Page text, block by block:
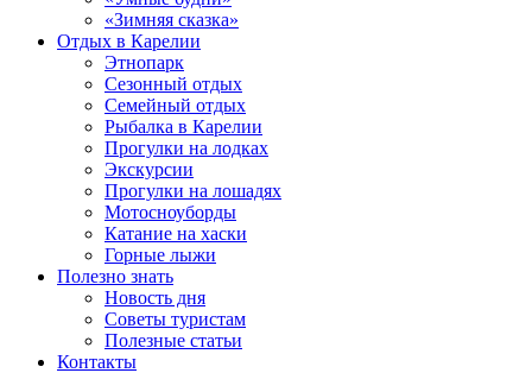
«Зимняя сказка»
Отдых в Карелии
Этнопарк
Сезонный отдых
Семейный отдых
Рыбалка в Карелии
Прогулки на лодках
Экскурсии
Прогулки на лошадях
Мотосноуборды
Катание на хаски
Горные лыжи
Полезно знать
Новость дня
Советы туристам
Полезные статьи
Контакты